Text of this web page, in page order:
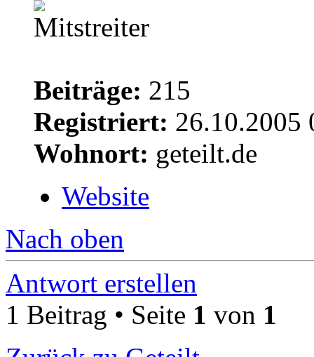
Beiträge: 215
Registriert: 26.10.2005
Wohnort: geteilt.de
Website
Nach oben
Antwort erstellen
1 Beitrag • Seite 1 von 1